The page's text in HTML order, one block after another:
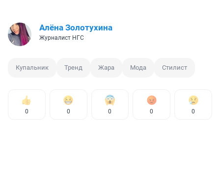
Алёна Золотухина
Журналист НГС
Купальник Тренд Жара Мода Стилист
0 0 0 0 0